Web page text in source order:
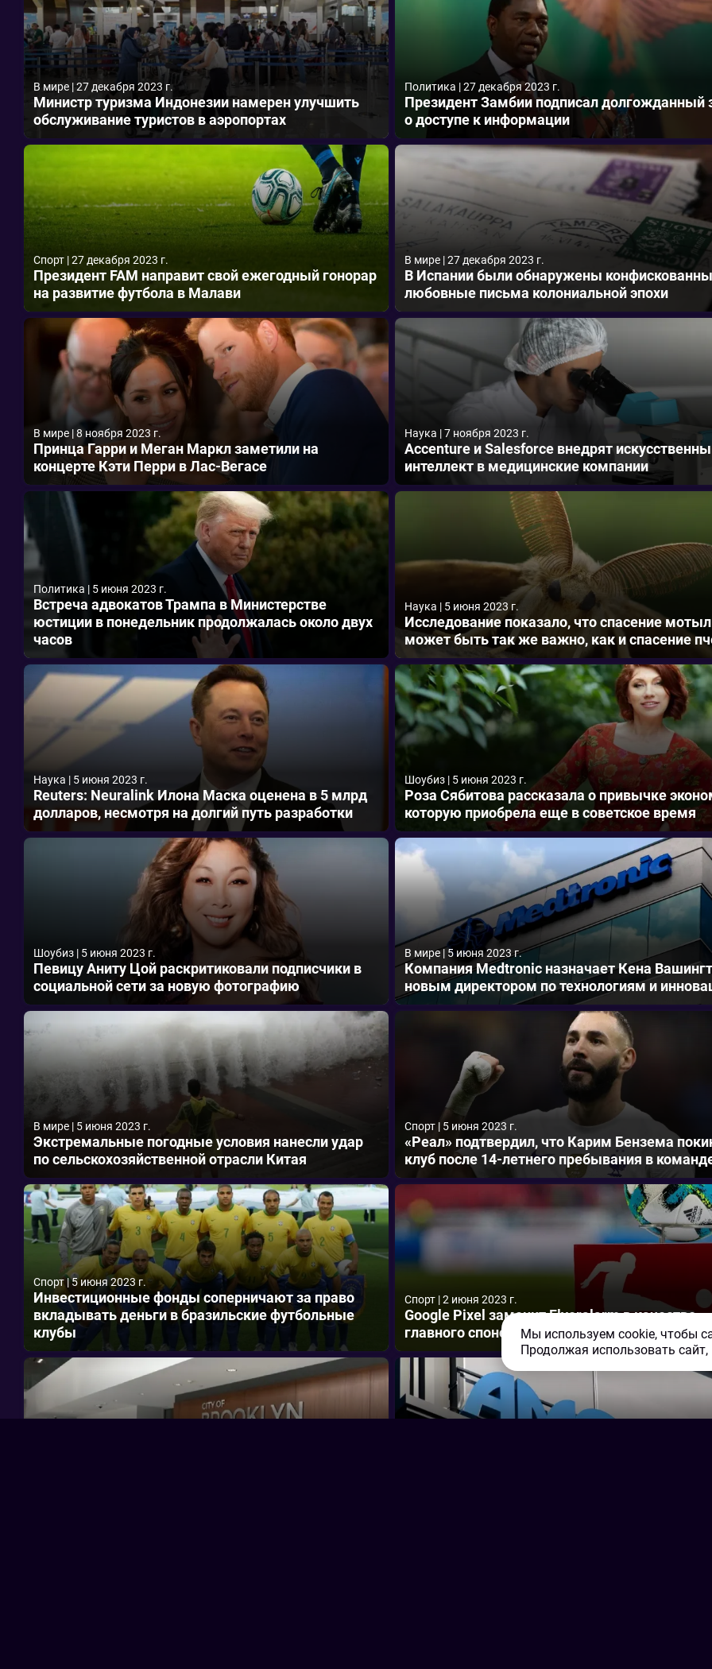
Мы используем cookie, чтобы
Продолжая использовать
В мире |27 декабря 2023 г.
Министр туризма Индонезии намерен улучшить
обслуживание туристов в аэропортах
Политика |27 декабря 2023 г.
Президент Замбии подписал долгожданный
о доступе к информации
Спорт |27 декабря 2023 г.
Президент FAM направит свой ежегодный гонорар
на развитие футбола в Малави
В мире |27 декабря 2023 г.
В Испании были обнаружены
любовные письма колониальной эпохи
В мире |8 ноября 2023 г.
Принца Гарри и Меган Маркл заметили на
концерте Кэти Перри в Лас-Вегасе
Наука |7 ноября 2023 г.
Accenture и Salesforce внедрят
интеллект в медицинские компании
Политика | 5 июня 2023 г.
Встреча адвокатов Трампа в Министерстве
юстиции в понедельник продолжалась около двух
часов
Наука | 5 июня 2023 г.
Исследование показало, что спасение
может быть так же важно, как и спасение
Наука | 5 июня 2023 г.
Reuters: Neuralink Илона Маска оценена в 5 млрд
долларов, несмотря на долгий путь разработки
Шоубиз | 5 июня 2023 г.
Роза Сябитова рассказала о привычке
которую приобрела еще в советское время
Шоубиз | 5 июня 2023 г.
Певицу Аниту Цой раскритиковали подписчики в
социальной сети за новую фотографию
В мире| 5 июня 2023 г.
Компания Medtronic назначает Кена
новым директором по технологиям и
В мире | 5 июня 2023 г.
Экстремальные погодные условия нанесли удар
по сельскохозяйственной отрасли Китая
Спорт | 5 июня 2023 г.
«Реал» подтвердил, что Карим Бензема
клуб после 14-летнего пребывания в
Спорт |5 июня 2023 г.
Инвестиционные фонды соперничают за право
вкладывать деньги в бразильские футбольные
клубы
Спорт |2 июня 2023 г.
Google Pixel заменит Flyeralarm в качестве
главного спонсора женской Бундеслиги